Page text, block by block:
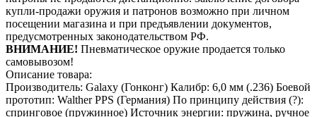
купли-продажи оружия и патронов возможно при личном
посещении магазина и при предъявлении документов,
предусмотренных законодательством РФ.
ВНИМАНИЕ! Пневматическое оружие продается только
самовывозом!
Описание товара:
Производитель: Galaxy (Гонконг) Калибр: 6,0 мм (.236) Боевой
прототип: Walther PPS (Германия) По принципу действия (?):
спринговое (пружинное) Источник энергии: пружина, ручное